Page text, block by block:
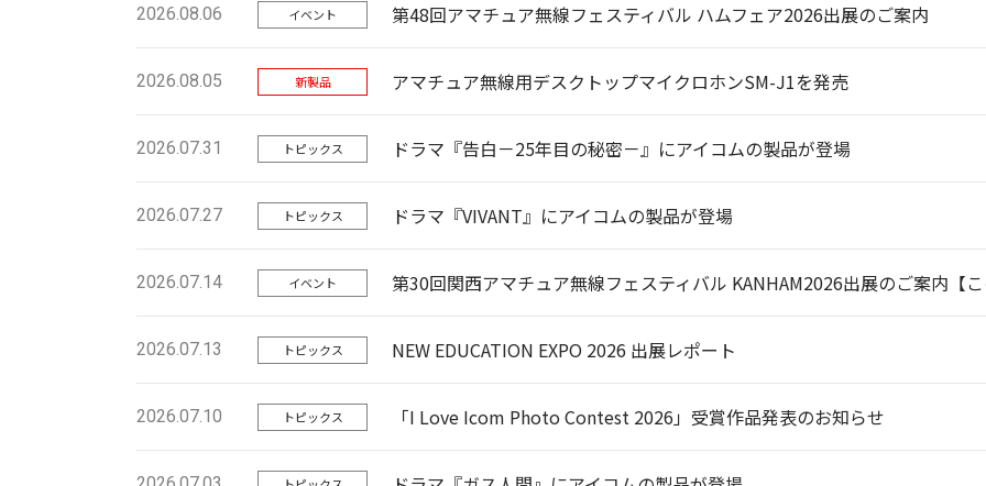
2026.08.06 イベント 第48回アマチュア無線フェスティバル ハムフェア2026出展のご案内
2026.08.05 新製品 アマチュア無線用デスクトップマイクロホンSM-J1を発売
2026.07.31 トピックス ドラマ『告白－25年目の秘密－』にアイコムの製品が登場
2026.07.27 トピックス ドラマ『VIVANT』にアイコムの製品が登場
2026.07.14 イベント 第30回関西アマチュア無線フェスティバル KANHAM2026出展のご案内【
2026.07.13 トピックス NEW EDUCATION EXPO 2026 出展レポート
2026.07.10 トピックス 「I Love Icom Photo Contest 2026」受賞作品発表のお知らせ